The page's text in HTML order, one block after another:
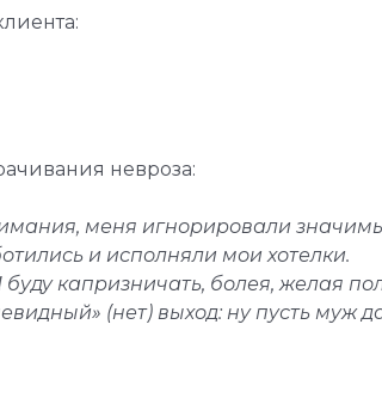
невроза:
меня игнорировали
и исполняли мои хотелки.
капризничать, болея, желая
(нет) выход: ну пусть муж